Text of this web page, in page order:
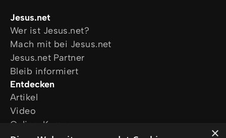
Jesus.net
Wer ist Jesus.net?
Mach mit bei Jesus.net
Jesus.net Partner
Bleib informiert
Entdecken
Artikel
Video
Online-Kurse
×